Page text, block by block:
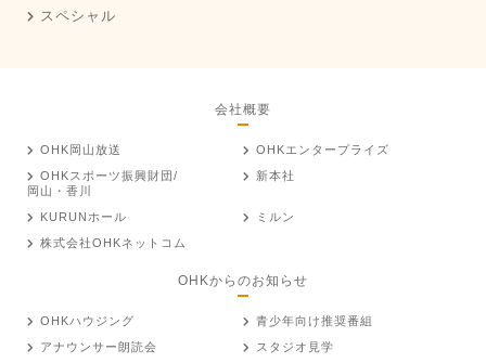
スペシャル
会社概要
OHK岡山放送
OHKエンタープライズ
OHKスポーツ振興財団/
岡山・香川
新本社
KURUNホール
ミルン
株式会社OHKネットコム
OHKからのお知らせ
OHKハウジング
青少年向け推奨番組
アナウンサー朗読会
スタジオ見学